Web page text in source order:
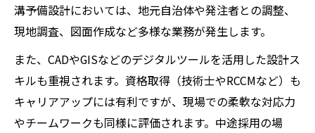
溝予備設計においては、地元自治体や発注者との調整、
現地調査、図面作成など多様な業務が発生します。
また、CADやGISなどのデジタルツールを活用した設計ス
キルも重視されます。資格取得（技術士やRCCMなど）も
キャリアアップには有利ですが、現場での柔軟な対応力
やチームワークも同様に評価されます。中途採用の場